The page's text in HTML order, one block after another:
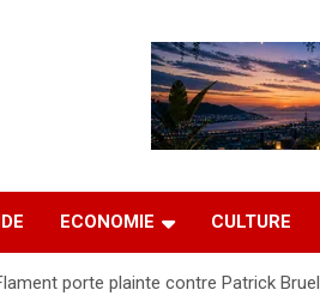
ECONOMIE CULTURE
porte plainte contre Patrick Bruel